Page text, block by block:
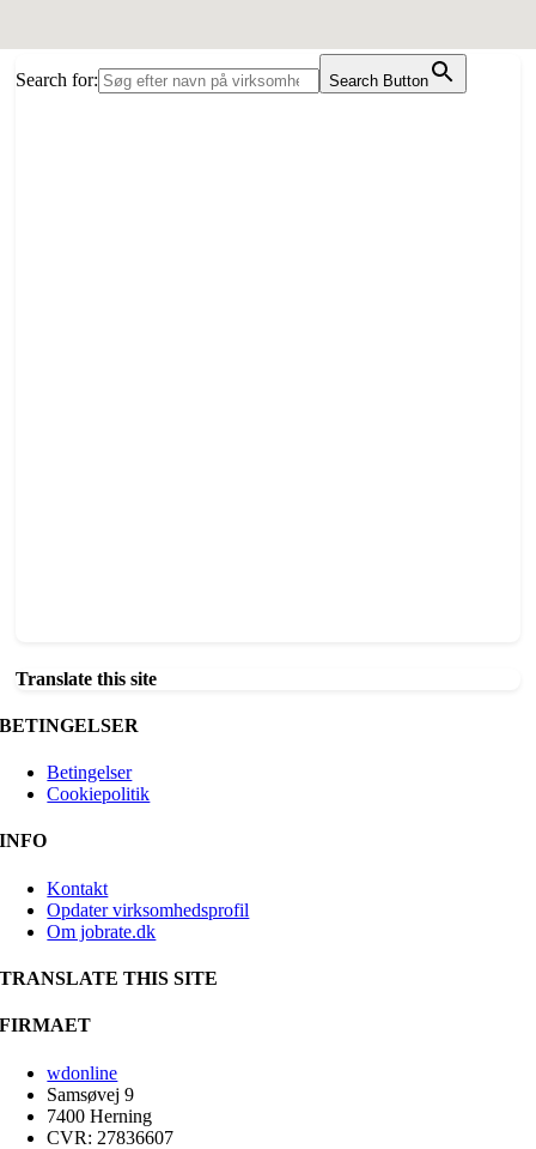
Search for: Search Button
Translate this site
BETINGELSER
Betingelser
Cookiepolitik
INFO
Kontakt
Opdater virksomhedsprofil
Om jobrate.dk
TRANSLATE THIS SITE
FIRMAET
wdonline
Samsøvej 9
7400 Herning
CVR: 27836607